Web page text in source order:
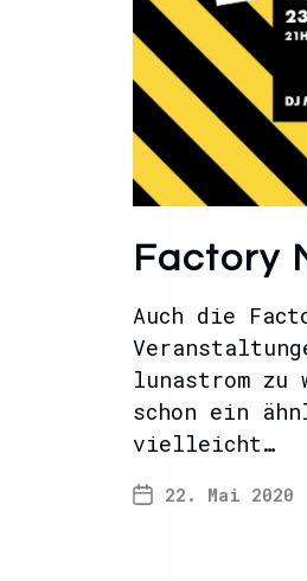
Factory
Auch die
lunastrom zu
schon ein
vielleicht…
22. Mai 2020